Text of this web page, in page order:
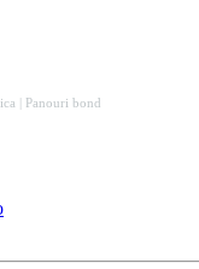
| Panouri bond